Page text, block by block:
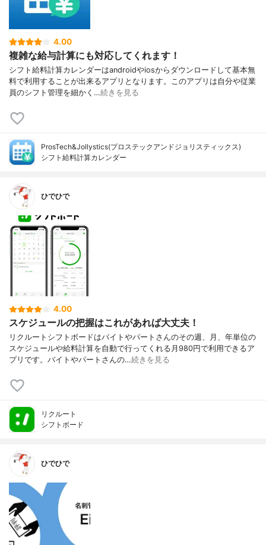
4.00
複雑な給与計算にも対応してくれます！
シフト給料計算カレンダーはandroidやiosからダウンロードして基本無
料で利用することが出来るアプリとなります。このアプリは自分や従業
員のシフト管理を細かく…続きを見る
ProsTech&Jollystics(プロステックアンドジョリスティックス)
シフト給料計算カレンダー
ひでひで
4.00
スケジュールの把握はこれがあれば大丈夫！
リクルートシフトボードはバイトやパートさんのその週、月、年単位の
スケジュールや給料計算を自動で行ってくれる月980円で利用できるア
プリです。バイトやパートさんの…続きを見る
リクルート
シフトボード
ひでひで